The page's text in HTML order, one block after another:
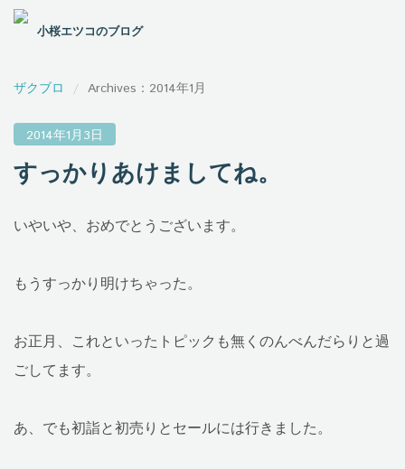
小桜エツコのブログ
ザクブロ Archives：2014年1月
2014年1月3日
すっかりあけましてね。
いやいや、おめでとうございます。
もうすっかり明けちゃった。
お正月、これといったトピックも無くのんべんだらりと過
ごしてます。
あ、でも初詣と初売りとセールには行きました。